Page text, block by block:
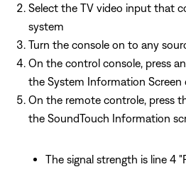
Select the TV video input that
system
Turn the console on to any
On the control console, press
the System Information Screen
On the remote controle, press
the SoundTouch Information
The signal strength is line 4